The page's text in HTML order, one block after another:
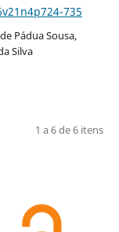
735
Pádua Sousa,
Silva
1 a 6 de 6 itens